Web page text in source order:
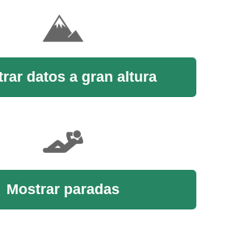
datos a gran altura
Mostrar paradas